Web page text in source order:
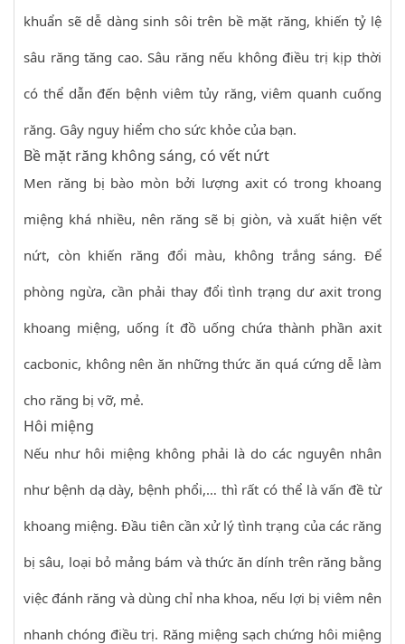
khuẩn sẽ dễ dàng sinh sôi trên bề mặt răng, khiến tỷ lệ
sâu răng tăng cao. Sâu răng nếu không điều trị kịp thời
có thể dẫn đến bệnh viêm tủy răng, viêm quanh cuống
răng. Gây nguy hiểm cho sức khỏe của bạn.
Bề mặt răng không sáng, có vết nứt
Men răng bị bào mòn bởi lượng axit có trong khoang
miệng khá nhiều, nên răng sẽ bị giòn, và xuất hiện vết
nứt, còn khiến răng đổi màu, không trắng sáng. Để
phòng ngừa, cần phải thay đổi tình trạng dư axit trong
khoang miệng, uống ít đồ uống chứa thành phần axit
cacbonic, không nên ăn những thức ăn quá cứng dễ làm
cho răng bị vỡ, mẻ.
Hôi miệng
Nếu như hôi miệng không phải là do các nguyên nhân
như bệnh dạ dày, bệnh phổi,… thì rất có thể là vấn đề từ
khoang miệng. Đầu tiên cần xử lý tình trạng của các răng
bị sâu, loại bỏ mảng bám và thức ăn dính trên răng bằng
việc đánh răng và dùng chỉ nha khoa, nếu lợi bị viêm nên
nhanh chóng điều trị. Răng miệng sạch chứng hôi miệng